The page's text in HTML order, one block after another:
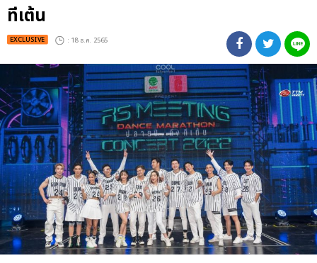
ทีเต้น
EXCLUSIVE : 18 ธ.ค. 2565